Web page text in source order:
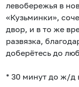
левобережья в
«Кузьминки»,
двор, и в то же
развязка,
доберётесь до
* 30 минут до ж/д